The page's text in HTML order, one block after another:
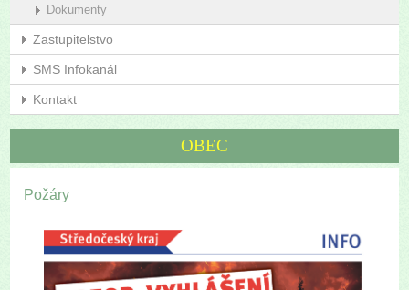
Dokumenty
Zastupitelstvo
SMS Infokanál
Kontakt
OBEC
Požáry